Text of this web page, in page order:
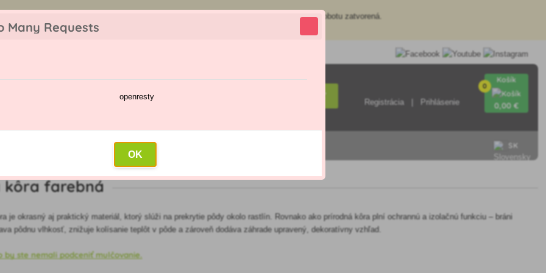
Many Requests
openresty
OK
Tovar skladom pripravíme do 30 min na základe objednávky. Predajňa je v sobotu zatvorená.
Hľadať
Registrácia Prihlásenie
0
Košík
0,00 €
SK
Kalendár postrekov Veľkoobchod
kôra farebná
je okrasný aj praktický materiál, ktorý slúži na prekrytie pôdy okolo rastlín. Rovnako ako prírodná kôra plní ochrannú a izolačnú funkciu – bráni
pôdnu vlhkosť, znižuje kolísanie teplôt v pôde a zároveň dodáva záhrade upravený, dekoratívny vzhľad.
by ste nemali podceniť mulčovanie.